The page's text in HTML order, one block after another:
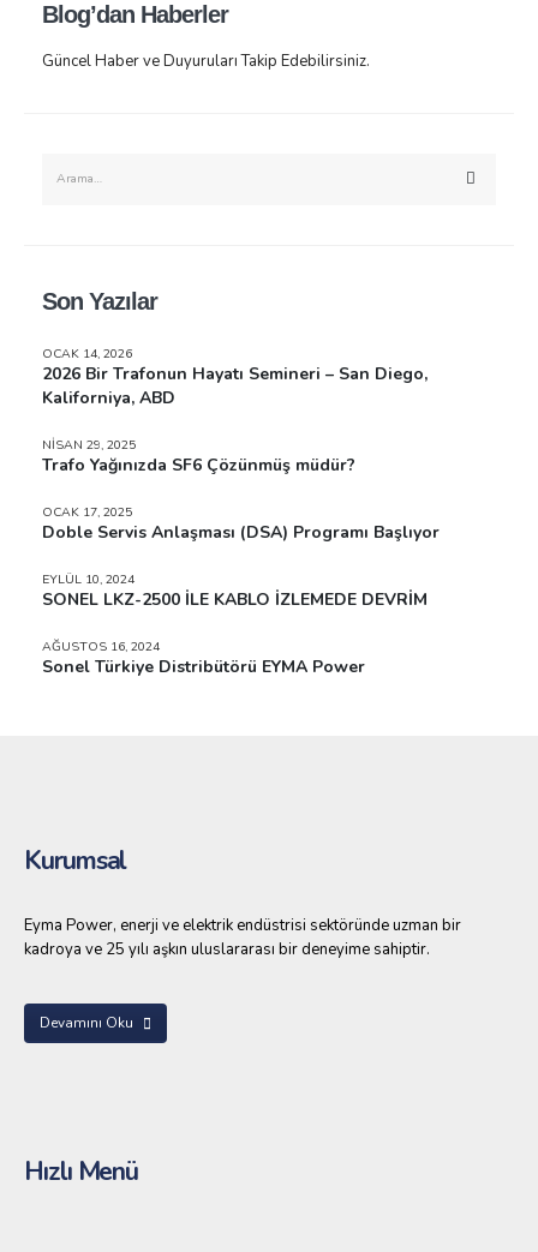
Blog’dan Haberler
Güncel Haber ve Duyuruları Takip Edebilirsiniz.
Son Yazılar
2026 Bir Trafonun Hayatı Semineri – San Diego,
Kaliforniya, ABD
OCAK 14, 2026
Trafo Yağınızda SF6 Çözünmüş müdür?
NISAN 29, 2025
Doble Servis Anlaşması (DSA) Programı Başlıyor
OCAK 17, 2025
SONEL LKZ-2500 İLE KABLO İZLEMEDE DEVRİM
EYLÜL 10, 2024
Sonel Türkiye Distribütörü EYMA Power
AĞUSTOS 16, 2024
Kurumsal
Eyma Power, enerji ve elektrik endüstrisi sektöründe uzman bir
kadroya ve 25 yılı aşkın uluslararası bir deneyime sahiptir.
Devamını Oku
Hızlı Menü